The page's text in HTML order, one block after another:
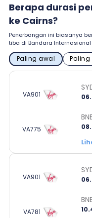
Berapa durasi
ke Cairns?
Penerbangan ini biasanya
tiba di Bandara Internasional
Paling awal Paling
VA901
VA775
BNE
VA901
VA781
BNE